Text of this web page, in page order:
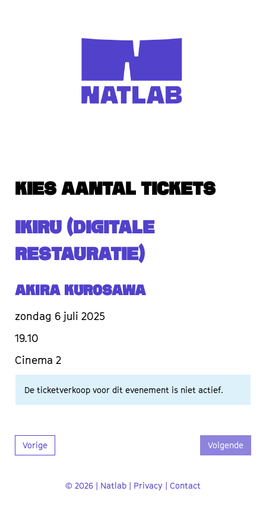
KIES AANTAL TICKETS
IKIRU (DIGITALE
RESTAURATIE)
Akira Kurosawa
zondag 6 juli 2025
19.10
Cinema 2
De ticketverkoop voor dit evenement is niet actief.
Vorige Volgende
© 2026 | Natlab | Privacy | Contact